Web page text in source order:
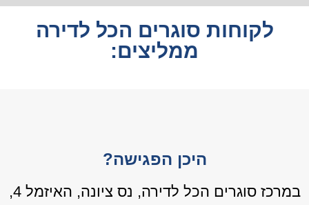
לקוחות סוגרים הכל לדירה
ממליצים:
היכן הפגישה?
במרכז סוגרים הכל לדירה, נס ציונה, האיזמל 4,